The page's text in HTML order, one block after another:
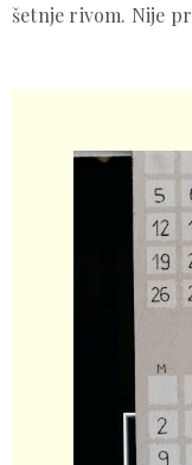
šetnje rivom. Nije